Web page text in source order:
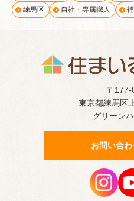
練馬区
自社・専属職人
〒
東京都練馬区
グリーン
お問い合